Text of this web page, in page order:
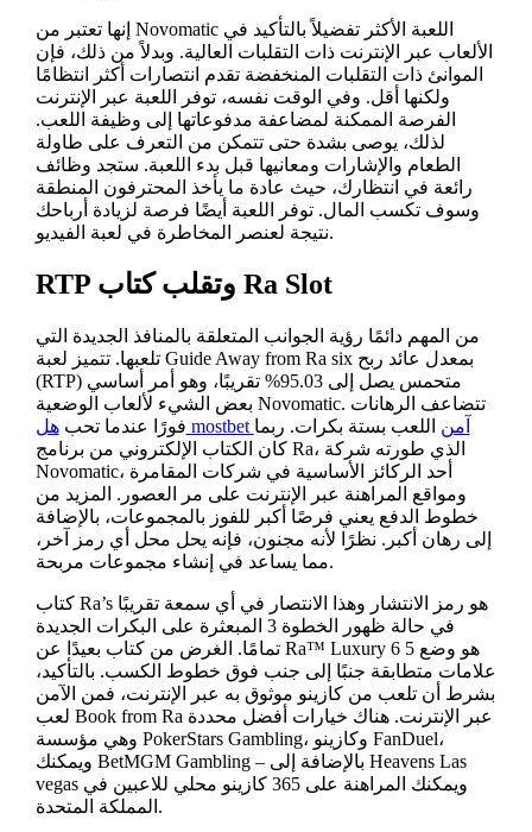
إنها تعتبر من Novomatic اللعبة الأكثر تفضيلاً بالتأكيد في
الألعاب عبر الإنترنت ذات التقلبات العالية. وبدلاً من ذلك، فإن
الموانئ ذات التقلبات المنخفضة تقدم انتصارات أكثر انتظامًا
ولكنها أقل. وفي الوقت نفسه، توفر اللعبة عبر الإنترنت
الفرصة الممكنة لمضاعفة مدفوعاتها إلى وظيفة اللعب.
لذلك، يوصى بشدة حتى تتمكن من التعرف على طاولة
الطعام والإشارات ومعانيها قبل بدء اللعبة. ستجد وظائف
رائعة في انتظارك، حيث عادة ما يأخذ المحترفون المنطقة
وسوف تكسب المال. توفر اللعبة أيضًا فرصة لزيادة أرباحك
نتيجة لعنصر المخاطرة في لعبة الفيديو.
RTP وتقلب كتاب Ra Slot
من المهم دائمًا رؤية الجوانب المتعلقة بالمنافذ الجديدة التي
تلعبها. تتميز لعبة Guide Away from Ra six بمعدل عائد ربح
(RTP) متحمس يصل إلى 95.03% تقريبًا، وهو أمر أساسي
بعض الشيء لألعاب الوضعية Novomatic. تتضاعف الرهانات
فورًا عندما تحب
هل mostbet آمن اللعب بستة بكرات. ربما
كان الكتاب الإلكتروني من برنامج Ra، الذي طورته شركة
Novomatic، أحد الركائز الأساسية في شركات المقامرة
ومواقع المراهنة عبر الإنترنت على مر العصور. المزيد من
خطوط الدفع يعني فرصًا أكبر للفوز بالمجموعات، بالإضافة
إلى رهان أكبر. نظرًا لأنه مجنون، فإنه يحل محل أي رمز آخر،
مما يساعد في إنشاء مجموعات مربحة.
كتاب Ra’s هو رمز الانتشار وهذا الانتصار في أي سمعة تقريبًا
في حالة ظهور الخطوة 3 المبعثرة على البكرات الجديدة
تمامًا. الغرض من كتاب بعيدًا عن Ra™ Luxury 6 هو وضع 5
علامات متطابقة جنبًا إلى جنب فوق خطوط الكسب. بالتأكيد،
بشرط أن تلعب من كازينو موثوق به عبر الإنترنت، فمن الآمن
لعب Book from Ra عبر الإنترنت. هناك خيارات أفضل محددة
وهي مؤسسة PokerStars Gambling، وكازينو FanDuel،
ويمكنك BetMGM Gambling – بالإضافة إلى Heavens Las
vegas ويمكنك المراهنة على 365 كازينو محلي للاعبين في
المملكة المتحدة.